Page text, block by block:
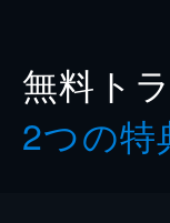
無料ト
2つの特